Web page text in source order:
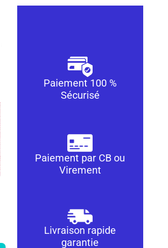
Paiement 100 %
Sécurisé
Paiement par CB ou
Virement
Livraison rapide
garantie